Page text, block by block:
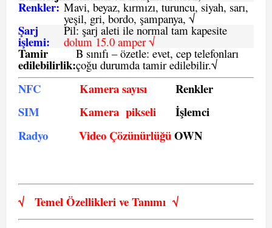
Renkler: Mavi, beyaz, kırmızı, turuncu, siyah, sarı,
yeşil, gri, bordo, şampanya, √
Şarj
işlemi:
Pil: şarj aleti ile normal tam kapesite
dolum 15.0 amper √
Tamir
edilebilirlik:
B sınıfı – özetle: evet, cep telefonları
çoğu durumda tamir edilebilir.√
NFC Kamera sayısı
Renkler
SIM
Kamera pikseli
İşlemci
Radyo
Video ÇözünürlüğüOWN
√ Temel Özellikleri veTanımı √